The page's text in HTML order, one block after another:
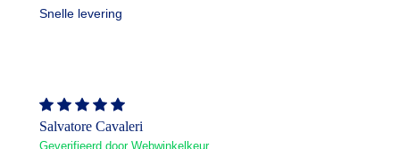
Snelle levering
Salvatore Cavaleri
Geverifieerd door Webwinkelkeur